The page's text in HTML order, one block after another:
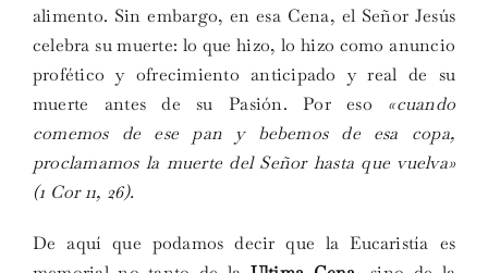
alimento. Sin embargo, en esa Cena, el Señor Jesús
celebra su muerte: lo que hizo, lo hizo como anuncio
profético y ofrecimiento anticipado y real de su
muerte antes de su Pasión. Por eso «cuando
comemos de ese pan y bebemos de esa copa,
proclamamos la muerte del Señor hasta que vuelva»
(1 Cor 11, 26).
De aquí que podamos decir que la Eucaristía es